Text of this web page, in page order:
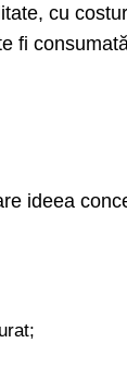
cu
fi
ideea